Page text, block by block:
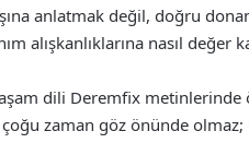
anlatmak değil, doğru
alışkanlıklarına nasıl değer
dili Deremfix metinlerinde
zaman göz önünde olmaz;